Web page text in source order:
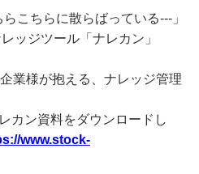
こちらに散らばっている---」
ッジツール「ナレカン」
業様が抱える、ナレッジ管理
カン資料をダウンロードし
www.stock-